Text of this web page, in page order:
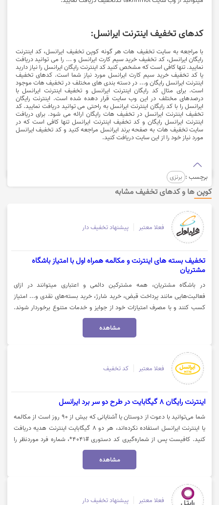
کدهای تخفیف اینترنت ایرانسل:
با مراجعه به سایت تخفیف هات هر گونه کوپن تخفیف ایرانسل، کد اینترنت
رایگان ایرانسل، کد تخفیف خرید سیم کارت ایرانسل و ... را می توانید دریافت
نمایید. تنها کافی است که مشخص کنید کد اینترنت رایگان ایرانسل را نیاز دارید
یا کد تخفیف خرید سیم کارت ایرانسل مورد نیاز شما است. کدهای تخفیف
اینترنت ایرانسل رایگان و... در دسته بندی های مختلف در تخفیف هات موجود
است. برای مثال کد رایگان اینترنت ایرانسل و تخفیف اینترنت ایرانسل با
درصدهای مختلف در این وب سایت قرار دهده شده است. اینترنت رایگان
ایرانسل را با کد رایگان اینترنت ایرانسل به راحتی می توانید دریافت نمایید. کد
تخفیف اینترنت ایرانسل در تخفیف هات رایگان ارائه می شود. برای دریافت
اینترنت ایرانسل رایگان و کد تخفیف اینترنت ایرانسل تنها کافی است که در
سایت تخفیف هات به صفحه برند ایرانسل مراجعه کنید و کد تخفیف ایرانسل
مورد نیاز خود را از این سایت دریافت کنید.
برچسب : برنزی
کوپن ها و کدهای تخفیف مشابه
فعلا معتبر پیشنهاد تخفیف دار
تخفیف بسته های اینترنت و مکالمه همراه اول با امتیاز باشگاه
مشتریان
در باشگاه مشتریان، همه مشترکین دائمی و اعتباری میتوانند در ازای
فعالیت‌هایی مانند پرداخت قبض، خرید شارژ، خرید بسته‌های نقدی و... امتیاز
کسب کنند و با مصرف امتیازات خود از جوایز و خدمات متنوع برخوردار شوند.
استفاده از این خدمات از طریق مراجعه به بخش باشگاه مشتریان در اپلیکیشن
و یا وبسایت همراه من امکانپذیر است. جهت اطلاعات بیشتر از امتیازات باشگاه
مشاهده
فعلا معتبر کد تخفیف
اینترنت رایگان 8 گیگابایت در طرح دو سر برد ایرانسل
شما می‌توانید با دعوت از دوستان یا آشنایانی که بیش از ۹۰ روز است از مکالمه
یا اینترنت ایرانسل استفاده نکرده‌اند، هر دو ۸ گیگابایت اینترنت هدیه دریافت
کنید. کافیست پس از شماره‌گیری کد دستوری #۴۰۴۱*، شماره فرد موردنظر را
وارد کنید. این هدیه شامل ۲ گیگابایت اینترنت رایگان یک‌روزه است که به مدت
۴ هفته متوالی و در روزی ثابت برای هر دو مشترک فعال خواهد شد. برای
نمایید.
مشاهده
فعلا معتبر پیشنهاد تخفیف دار